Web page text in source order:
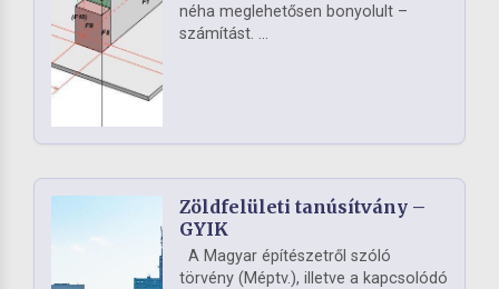
néha meglehetősen bonyolult –
számítást. ...
Zöldfelületi tanúsítvány –
GYIK
A Magyar építészetről szóló
törvény (Méptv.), illetve a kapcsolódó